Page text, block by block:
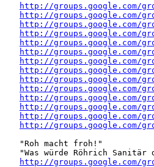
http://groups.google.com/
http://groups.google.com/
http://groups.google.com/
http://groups.google.com/
http://groups.google.com/
http://groups.google.com/
http://groups.google.com/
http://groups.google.com/
http://groups.google.com/
http://groups.google.com/
http://groups.google.com/
http://groups.google.com/
http://groups.google.com/
http://groups.google.com/
   "Roh macht froh!"
"Was würde Röhrich Sanitär
http://groups.google.com/